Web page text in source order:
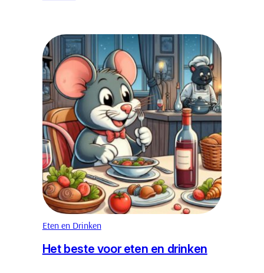
Eten en Drinken
Het beste voor eten en drinken